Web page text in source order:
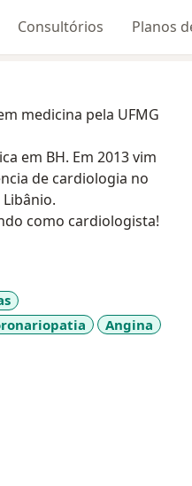
Consultórios Planos
medicina pela UFMG
em BH. Em 2013 vim
de cardiologia no
como cardiologista!
Angina